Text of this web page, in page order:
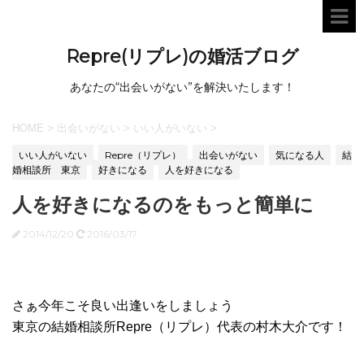
Repre(リプレ)の婚活ブログ
あなたの“出会いがない”を解決いたします！
HOME > 出会いがない > いい人がいない >
いい人がいない Repre（リプレ） 出会いがない 気になる人
結
婚相談所 東京
好きになる 人を好きになる
人を好きになるのをもっと簡単に
2014/12/20 2016/03/17
さぁ今年こそ良い出逢いをしましょう
東京の結婚相談所Repre（リプレ）代表の村木大介です！